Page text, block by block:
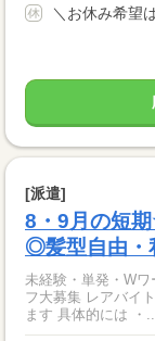
[派遣]
8・9月の短
◎髪型自由・
未経験・単発・W
フ大募集 レアバイ
ます 具体的には ・